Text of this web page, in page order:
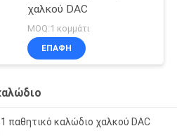
χαλκού DAC
MOQ:1 κομμάτι
ΕΠΑΦΉ
παθητικό καλώδιο χαλκού DAC